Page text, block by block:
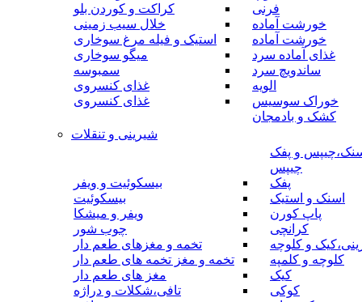
فرنی
خورشت آماده
خورشت آماده
غذای آماده سرد
ساندویچ سرد
الویه
خوراک سوسیس
کشک و بادمجان
کراکت و کوردن بلو
خلال سیب زمینی
استیک و فیله مرغ سوخاری
میگو سوخاری
سمبوسه
غذای کنسروی
غذای کنسروی
شیرینی و تنقلات
و پفک
چیپس
پفک
اسنک و استیک
پاپ کورن
کرانچی
و کلوچه
کلوچه و کلمپه
کیک
کوکی
بیسکوئیت و ویفر
بیسکوئیت
ویفر و میشکا
چوب شور
تخمه و مغزهای طعم دار
تخمه و مغز تخمه های طعم دار
مغز های طعم دار
تافی،شکلات و دراژه